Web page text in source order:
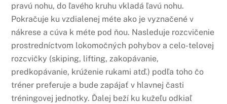
pravú nohu, do ľavého kruhu vkladá ľavú nohu.
Pokračuje ku vzdialenej méte ako je vyznačené v
nákrese a cúva k méte pod ňou. Nasleduje rozcvičenie
prostredníctvom lokomočných pohybov a celo-telovej
rozcvičky (skiping, lifting, zakopávanie,
predkopávanie, krúženie rukami atď.) podľa toho čo
tréner preferuje a bude zapájať v hlavnej časti
tréningovej jednotky. Ďalej beží ku kužeľu odkiaľ